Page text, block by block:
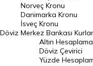
Kanada Doları Kuru
Norveç Kronu Kuru
İsveç Kronu Kuru
Döviz
Norveç Kronu
Danimarka Kronu
İsveç Kronu
Merkez Bankası
Altın Hesaplama
Döviz Çevirici
Yüzde